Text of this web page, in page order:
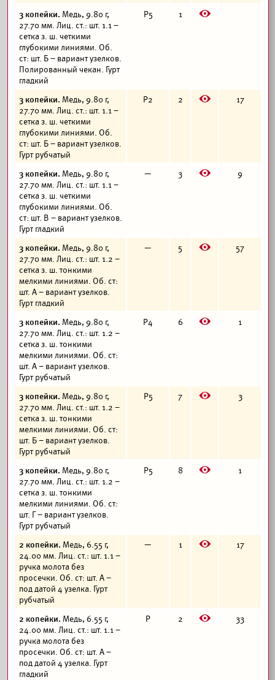
3 копейки. Медь, 9.80 г,
27.70 мм. Лиц. ст.: шт. 1.1 –
сетка з. ш. четкими
глубокими линиями. Об.
ст: шт. Б – вариант узелков.
Полированный чекан. Гурт
гладкий
Р5 1 E
3 копейки. Медь, 9.80 г,
27.70 мм. Лиц. ст.: шт. 1.1 –
сетка з. ш. четкими
глубокими линиями. Об.
ст: шт. Б – вариант узелков.
Гурт рубчатый
Р2 2 E 17
3 копейки. Медь, 9.80 г,
27.70 мм. Лиц. ст.: шт. 1.1 –
сетка з. ш. четкими
глубокими линиями. Об.
ст: шт. В – вариант узелков.
Гурт гладкий
— 3 E 9
3 копейки. Медь, 9.80 г,
27.70 мм. Лиц. ст.: шт. 1.2 –
сетка з. ш. тонкими
мелкими линиями. Об. ст:
шт. А – вариант узелков.
Гурт гладкий
— 5 E 57
3 копейки. Медь, 9.80 г,
27.70 мм. Лиц. ст.: шт. 1.2 –
сетка з. ш. тонкими
мелкими линиями. Об. ст:
шт. А – вариант узелков.
Гурт рубчатый
Р4 6 E 1
3 копейки. Медь, 9.80 г,
27.70 мм. Лиц. ст.: шт. 1.2 –
сетка з. ш. тонкими
мелкими линиями. Об. ст:
шт. Б – вариант узелков.
Гурт рубчатый
Р5 7 E 3
3 копейки. Медь, 9.80 г,
27.70 мм. Лиц. ст.: шт. 1.2 –
сетка з. ш. тонкими
мелкими линиями. Об. ст:
шт. Г – вариант узелков.
Гурт рубчатый
Р5 8 E 1
2 копейки. Медь, 6.55 г,
24.00 мм. Лиц. ст.: шт. 1.1 –
ручка молота без
просечки. Об. ст: шт. А –
под датой 4 узелка. Гурт
рубчатый
— 1 E 17
2 копейки. Медь, 6.55 г,
24.00 мм. Лиц. ст.: шт. 1.1 –
ручка молота без
просечки. Об. ст: шт. А –
под датой 4 узелка. Гурт
гладкий
Р 2 E 33